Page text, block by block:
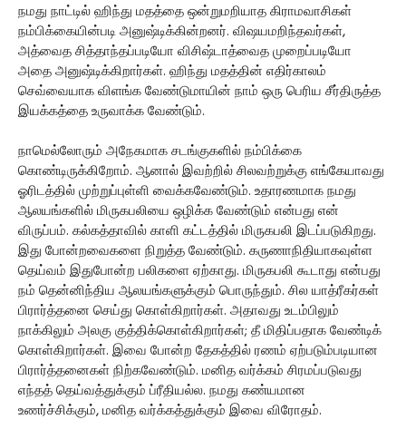
நமது நாட்டில் ஹிந்து மதத்தை ஒன்றுமறியாத கிராமவாசிகள்
நம்பிக்கையின்படி அனுஷ்டிக்கின்றனர். விஷயமறிந்தவர்கள்,
அத்வைத சித்தாந்தப்படியோ விசிஷ்டாத்வைத முறைப்படியோ
அதை அனுஷ்டிக்கிறார்கள். ஹிந்து மதத்தின் எதிர்காலம்
செவ்வையாக விளங்க வேண்டுமாயின் நாம் ஒரு பெரிய சீர்திருத்த
இயக்கத்தை உருவாக்க வேண்டும்.
நாமெல்லோரும் அநேகமாக சடங்குகளில் நம்பிக்கை
கொண்டிருக்கிறோம். ஆனால் இவற்றில் சிலவற்றுக்கு எங்கேயாவது
ஓரிடத்தில் முற்றுப்புள்ளி வைக்கவேண்டும். உதாரணமாக நமது
ஆலயங்களில் மிருகபலியை ஒழிக்க வேண்டும் என்பது என்
விருப்பம். கல்கத்தாவில் காளி கட்டத்தில் மிருகபலி இடப்படுகிறது.
இது போன்றவைகளை நிறுத்த வேண்டும். கருணாநிதியாகவுள்ள
தெய்வம் இதுபோன்ற பலிகளை ஏற்காது. மிருகபலி கூடாது என்பது
நம் தென்னிந்திய ஆலயங்களுக்கும் பொருந்தும். சில யாத்ரீகர்கள்
பிரார்த்தனை செய்து கொள்கிறார்கள். அதாவது உடம்பிலும்
நாக்கிலும் அலகு குத்திக்கொள்கிறார்கள்; தீ மிதிப்பதாக வேண்டிக்
கொள்கிறார்கள். இவை போன்ற தேகத்தில் ரணம் ஏற்படும்படியான
பிரார்த்தனைகள் நிற்கவேண்டும். மனித வர்க்கம் சிரமப்படுவது
எந்தத் தெய்வத்துக்கும் ப்ரீதியல்ல. நமது கண்யமான
உணர்ச்சிக்கும், மனித வர்க்கத்துக்கும் இவை விரோதம்.